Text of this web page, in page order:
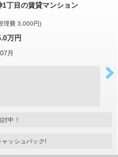
丁目の賃貸マンション
理費 3,000円)
万円
月
討中！
ャッシュバック!